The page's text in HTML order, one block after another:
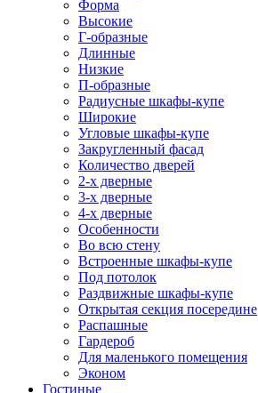
Форма
Высокие
Г-образные
Длинные
Низкие
П-образные
Радиусные шкафы-купе
Широкие
Угловые шкафы-купе
Закругленный фасад
Количество дверей
2-х дверные
3-х дверные
4-х дверные
Особенности
Во всю стену
Встроенные шкафы-купе
Под потолок
Раздвижные шкафы-купе
Открытая секция посередине
Распашные
Гардероб
Для маленького помещения
Эконом
Гостиные